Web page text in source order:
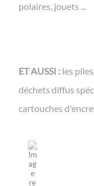
polaires, jouets ...
ET AUSSI : les
déchets diffus
cartouches